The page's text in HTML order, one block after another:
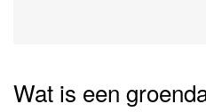
Wat is een